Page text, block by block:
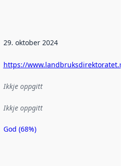
29. oktober 2024
https://www.landbruksdirektoratet.no
Ikkje oppgitt
Ikkje oppgitt
God (68%)